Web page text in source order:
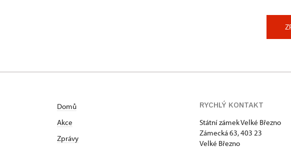
Domů
Akce
Zprávy
RYCHLÝ KONTAKT
Státní zámek Velké Březno
Zámecká 63, 403 23
Velké Březno